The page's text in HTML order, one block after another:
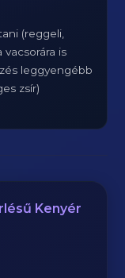
(reggeli,
is
leggyengébb
zsír)
Kenyér